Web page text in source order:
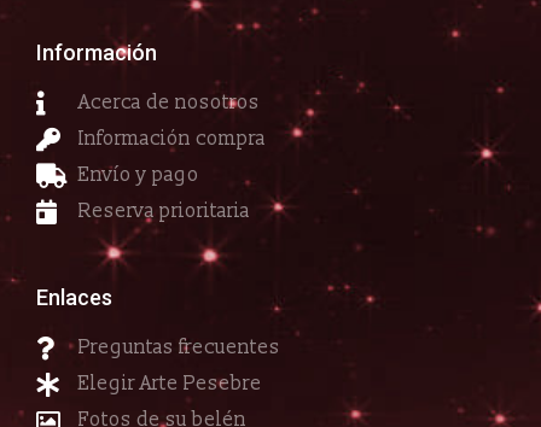
Información
Acerca de nosotros
Información compra
Envío y pago
Reserva prioritaria
Enlaces
Preguntas frecuentes
Elegir Arte Pesebre
Fotos de su belén